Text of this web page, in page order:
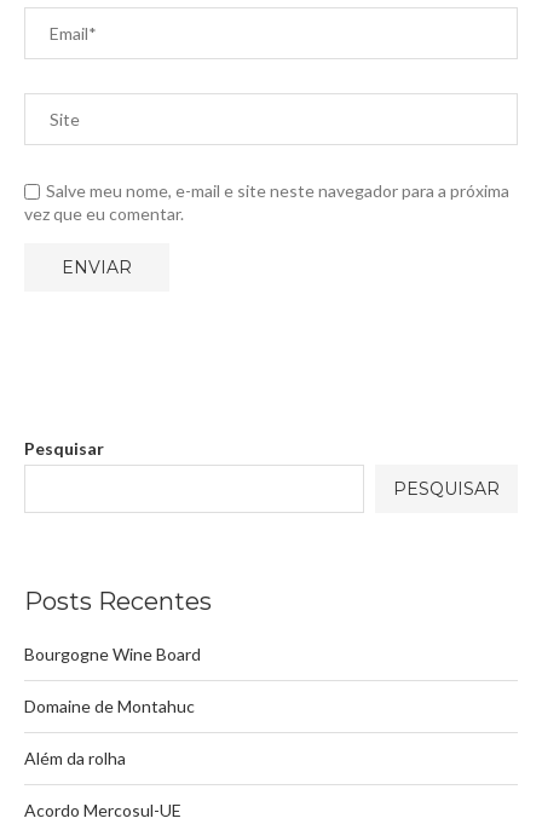
Salve meu nome, e-mail e site neste navegador para a próxima
vez que eu comentar.
Pesquisar
PESQUISAR
Posts Recentes
Bourgogne Wine Board
Domaine de Montahuc
Além da rolha
Acordo Mercosul-UE